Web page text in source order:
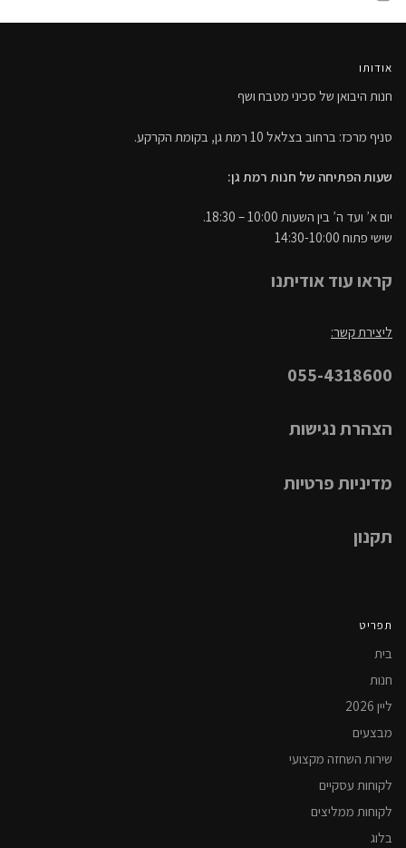
אודותו
חנות היבואן של סכיני מטבח ושף
סניף מרכז: ברחוב בצלאל 10 רמת גן, בקומת הקרקע.
שעות הפתיחה של חנות רמת גן:
יום א’ ועד ה’ בין השעות 10:00 – 18:30.
שישי פתוח 14:30-10:00
קראו עוד אודיתנו
ליצירת קשר:
055-4318600
הצהרת נגישות
מדיניות פרטיות
תקנון
תפריט
בית
חנות
ליין 2026
מבצעים
שירות השחזה מקצועי
לקוחות עסקיים
לקוחות ממליצים
בלוג